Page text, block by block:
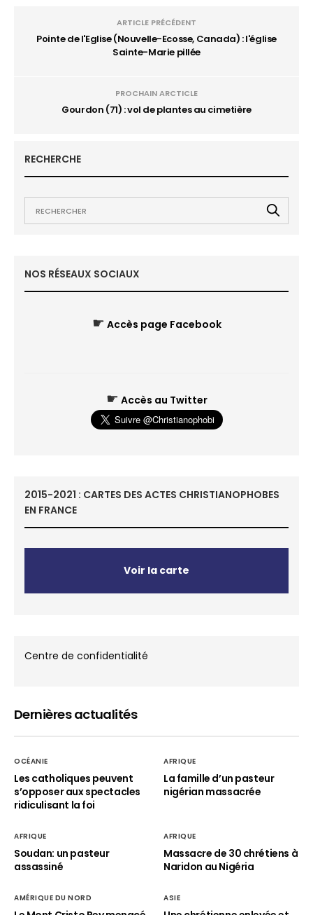
ARTICLE PRÉCÉDENT
Pointe de l'Eglise (Nouvelle-Ecosse, Canada) : l'église
Sainte-Marie pillée
PROCHAIN ARCTICLE
Gourdon (71) : vol de plantes au cimetière
RECHERCHE
NOS RÉSEAUX SOCIAUX
☛ Accès page Facebook
☛ Accès au Twitter
2015-2021 : CARTES DES ACTES CHRISTIANOPHOBES
EN FRANCE
Voir la carte
Centre de confidentialité
Dernières actualités
OCÉANIE
Les catholiques peuvent
s’opposer aux spectacles
ridiculisant la foi
AFRIQUE
La famille d’un pasteur
nigérian massacrée
AFRIQUE
Soudan: un pasteur
assassiné
AFRIQUE
Massacre de 30 chrétiens à
Naridon au Nigéria
AMÉRIQUE DU NORD ASIE